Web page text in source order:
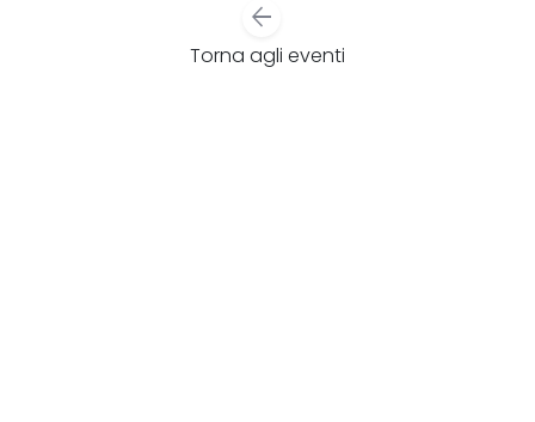
arrow_back
Torna agli eventi